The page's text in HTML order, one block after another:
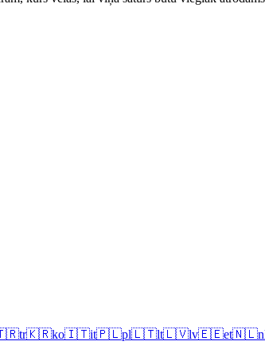
tr🇰🇷ko🇮🇹it🇵🇱pl🇱🇹lt🇱🇻lv🇪🇪et🇳🇱